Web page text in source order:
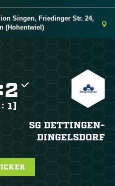
Singen, Friedinger Str. 24,
(Hohentwiel)

: 1]
SG DETTINGEN-
DINGELSDORF